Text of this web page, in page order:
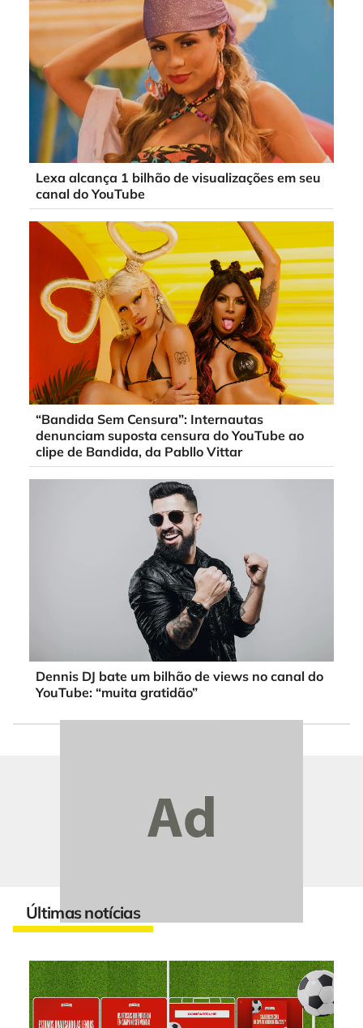
Lexa alcança 1 bilhão de visualizações em seu
canal do YouTube
“Bandida Sem Censura”: Internautas
denunciam suposta censura do YouTube ao
clipe de Bandida, da Pabllo Vittar
Dennis DJ bate um bilhão de views no canal do
YouTube: “muita gratidão”
Últimas notícias